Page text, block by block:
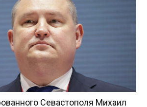
Севастополя Михаил